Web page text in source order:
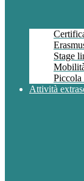
Stage
Attività